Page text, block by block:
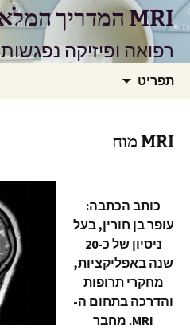
לדלג
לתוכןMRI המדריך המלא
רפואה ופיזיקה נפגשות
תפריט
MRI מוח
כותב הכתבה:
עופר בן חורין, בעל
ניסיון של כ-20
שנה באפליקציות,
מחקרי תרופות
והדרכה בתחום ה-
MRI. מחבר